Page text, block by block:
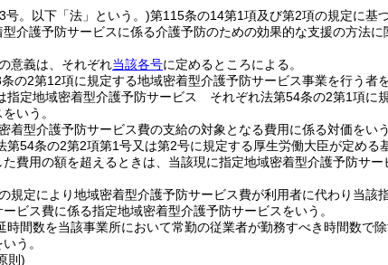
号。以下「法」という。)第115条の14第1項及び第2項の規定に基
介護予防サービスに係る介護予防のための効果的な支援の方法に
意義は、それぞれ当該各号に定めるところによる。
2第12項に規定する地域密着型介護予防サービス事業を行う者を
指定地域密着型介護予防サービス それぞれ法第54条の2第1項に
いう。
型介護予防サービス費の支給の対象となる費用に係る対価をいう
54条の2第2項第1号又は第2号に規定する厚生労働大臣が定める
費用の額を超えるときは、当該現に指定地域密着型介護予防サ
定により地域密着型介護予防サービス費が利用者に代わり当該
ビス費に係る指定地域密着型介護予防サービスをいう。
間数を当該事業所において常勤の従業者が勤務すべき時間数で
う。
則)